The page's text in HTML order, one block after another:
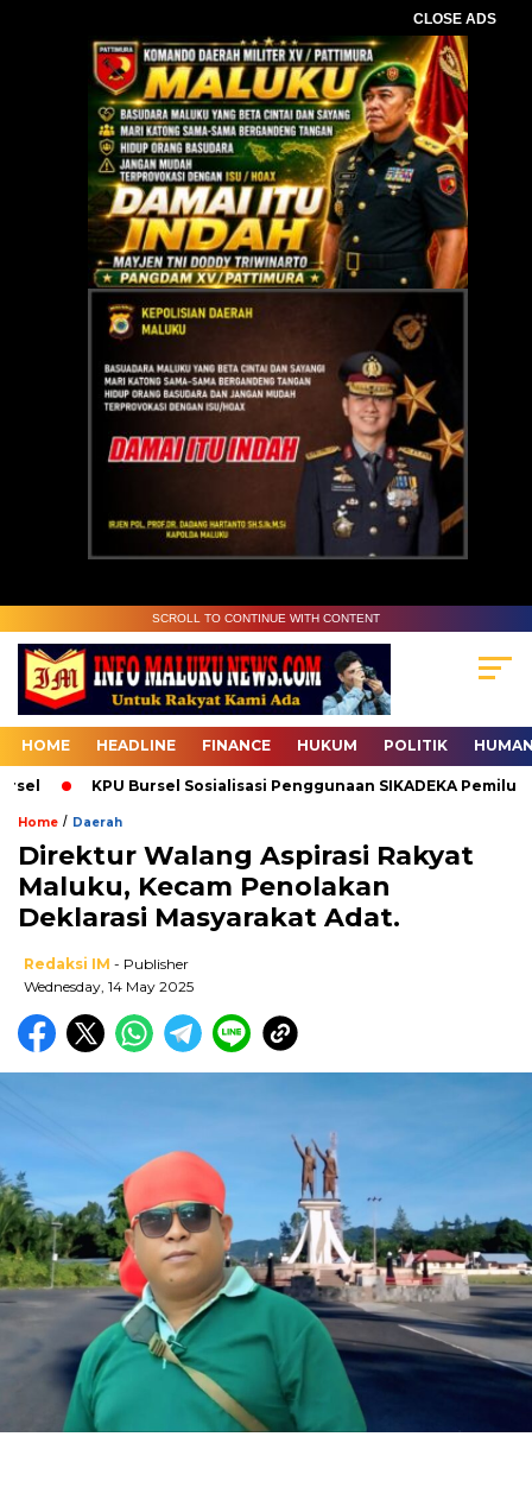
CLOSE ADS
SCROLL TO CONTINUE WITH CONTENT
HOME HEADLINE FINANCE HUKUM POLITIK
KPU Bursel Sosialisasi Penggunaan SIKADEKA Pemilu
Home / Daerah
Direktur Walang Aspirasi Rakyat
Maluku, Kecam Penolakan
Deklarasi Masyarakat Adat.
Redaksi IM - Publisher
Wednesday, 14 May 2025